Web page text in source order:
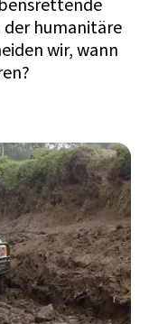
humanitäre
wir, wann